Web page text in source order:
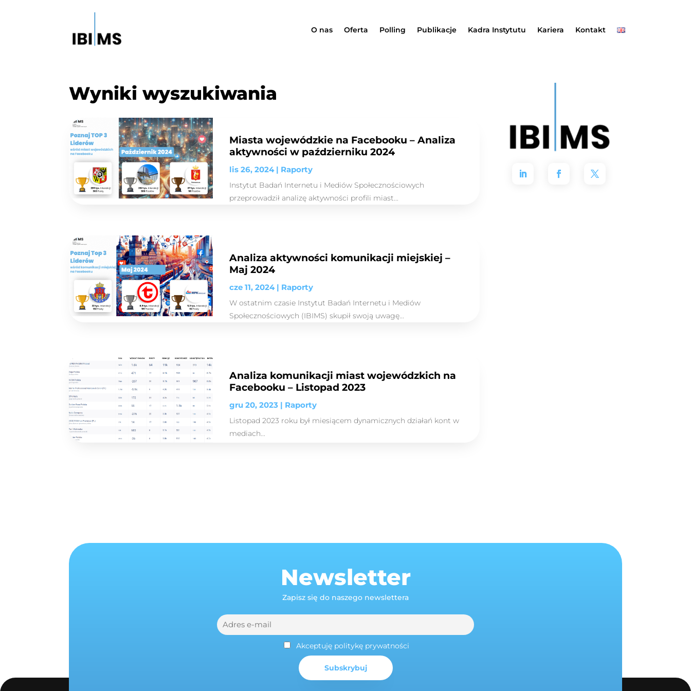
O nas Oferta Polling Publikacje Kadra Instytutu Kariera Kontakt
Wyniki wyszukiwania
Miasta wojewódzkie na Facebooku – Analiza
aktywności w październiku 2024
lis 26, 2024| Raporty
Instytut Badań Internetu i Mediów Społecznościowych
przeprowadził analizę aktywności profili miast...
Analiza aktywności komunikacji miejskiej –
Maj 2024
cze 11, 2024| Raporty
W ostatnim czasie Instytut Badań Internetu i Mediów
Społecznościowych (IBIMS) skupił swoją uwagę...
Analiza komunikacji miast wojewódzkich na
Facebooku – Listopad 2023
gru 20, 2023| Raporty
Listopad 2023 roku był miesiącem dynamicznych działań kont w
mediach...
Newsletter
Zapisz się do naszego newslettera
Akceptuję politykę prywatności